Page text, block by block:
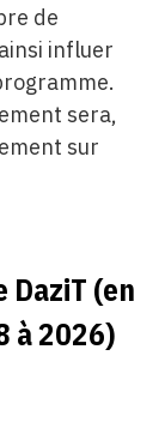
de
influer
sera,
sur
DaziT (en
à 2026)